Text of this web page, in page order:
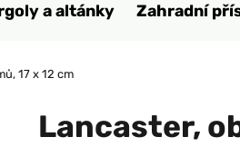
a altánky Zahradní
17 x 12 cm
Lancaster,